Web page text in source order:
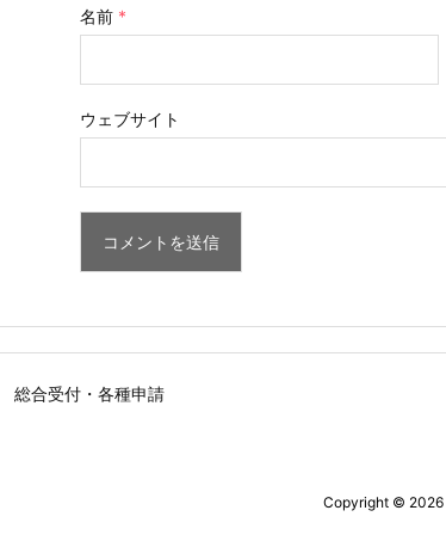
名前 *
ウェブサイト
総合受付・ 各種申請
Copyright © 2026